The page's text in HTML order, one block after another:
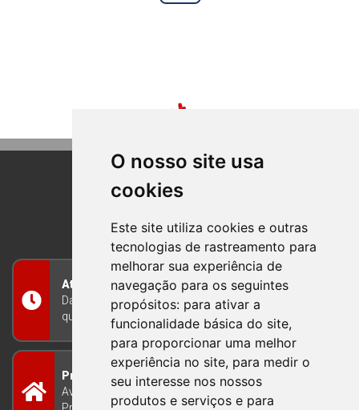
O nosso site usa
cookies
Este site utiliza cookies e outras
tecnologias de rastreamento para
melhorar sua experiência de
navegação para os seguintes
propósitos: para ativar a
funcionalidade básica do site,
para proporcionar uma melhor
experiência no site, para medir o
seu interesse nos nossos
produtos e serviços e para
BOM PRINCIPIO
RIO GRANDE DO SUL
Atendimento
Das 8h às 12h e das 13h às 17h30, de segunda a
quinta-feira, e nas sextas-feiras das 7h às 13h
Prefeitura Municipal
Avenida Guilherme Winter 65 - Centro Bom